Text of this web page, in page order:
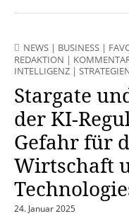
NEWS | BUSINESS |
REDAKTION |
INTELLIGENZ |
Stargate
der KI-
Gefahr für
Wirtschaft
24. Januar 2025